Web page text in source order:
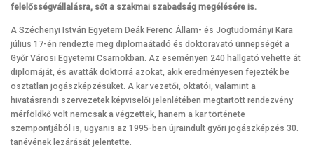
felelősségvállalásra, sőt a szakmai szabadság megélésére is.
A Széchenyi István Egyetem Deák Ferenc Állam- és Jogtudományi Kara
július 17-én rendezte meg diplomaátadó és doktoravató ünnepségét a
Győr Városi Egyetemi Csarnokban. Az eseményen 240 hallgató vehette át
diplomáját, és avatták doktorrá azokat, akik eredményesen fejezték be
osztatlan jogászképzésüket. A kar vezetői, oktatói, valamint a
hivatásrendi szervezetek képviselői jelenlétében megtartott rendezvény
mérföldkő volt nemcsak a végzettek, hanem a kar története
szempontjából is, ugyanis az 1995-ben újraindult győri jogászképzés 30.
tanévének lezárását jelentette.